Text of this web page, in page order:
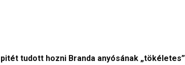
tudott hozni Branda anyósának